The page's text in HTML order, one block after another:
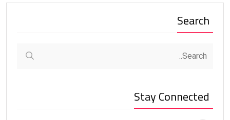
Search
Stay Connected